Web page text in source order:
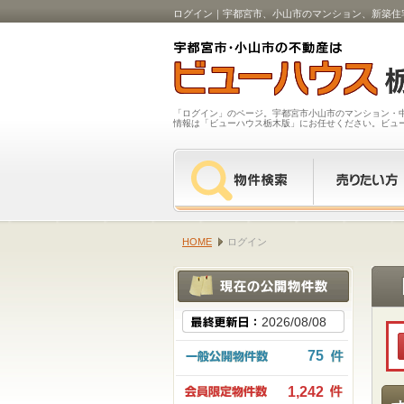
ログイン｜宇都宮市、小山市のマンション、新築
「ログイン」のページ。宇都宮市小山市のマンション
情報は「ビューハウス栃木版」にお任せください。ビュ
HOME ログイン
2026/08/08
75
1,242